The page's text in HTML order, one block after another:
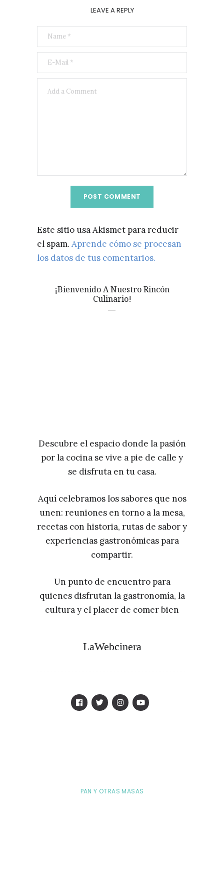
LEAVE A REPLY
Este sitio usa Akismet para reducir
el spam. Aprende cómo se procesan
los datos de tus comentarios.
¡Bienvenido A Nuestro Rincón
Culinario!
Descubre el espacio donde la pasión
por la cocina se vive a pie de calle y
se disfruta en tu casa.
Aquí celebramos los sabores que nos
unen: reuniones en torno a la mesa,
recetas con historia, rutas de sabor y
experiencias gastronómicas para
compartir.
Un punto de encuentro para
quienes disfrutan la gastronomía, la
cultura y el placer de comer bien
LaWebcinera
PAN Y OTRAS MASAS